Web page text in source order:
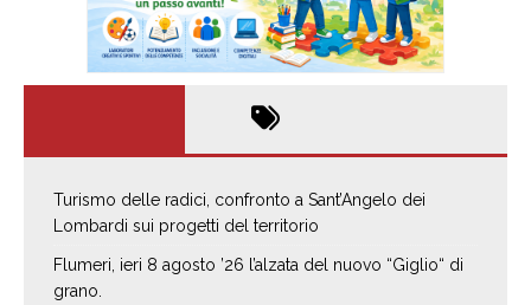
Turismo delle radici, confronto a Sant’Angelo dei
Lombardi sui progetti del territorio
Flumeri, ieri 8 agosto ’26 l’alzata del nuovo “Giglio“ di
grano.